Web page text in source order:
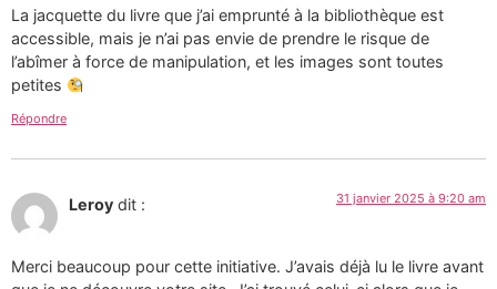
La jacquette du livre que j’ai emprunté à la bibliothèque est
accessible, mais je n’ai pas envie de prendre le risque de
l’abîmer à force de manipulation, et les images sont toutes
petites
Répondre
Leroy dit : 31 janvier 2025 à 9:20 am
Merci beaucoup pour cette initiative. J’avais déjà lu le livre avant